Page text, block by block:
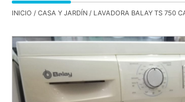
INICIO / CASA Y JARDÍN / LAVADORA BALAY TS 750